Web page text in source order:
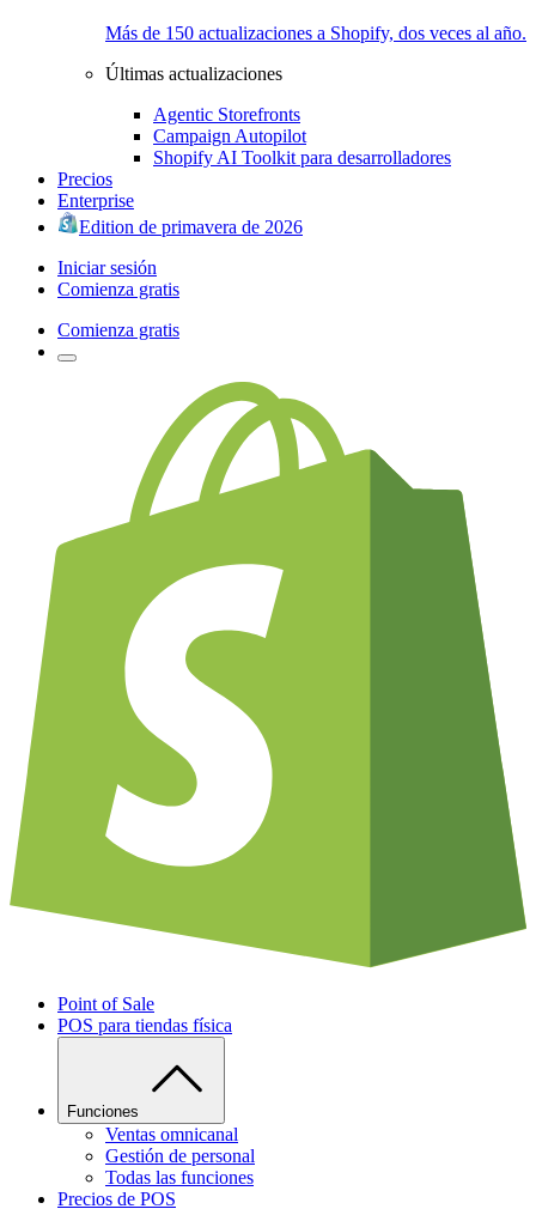
Más de 150 actualizaciones a Shopify, dos veces al año.
Últimas actualizaciones
Agentic Storefronts
Campaign Autopilot
Shopify AI Toolkit para desarrolladores
Precios
Enterprise
Edition de primavera de 2026
Iniciar sesión
Comienza gratis
Comienza gratis
Point of Sale
POS para tiendas física
Funciones
Ventas omnicanal
Gestión de personal
Todas las funciones
Precios de POS